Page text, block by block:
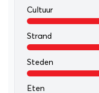
Cultuur
Strand
Steden
Eten